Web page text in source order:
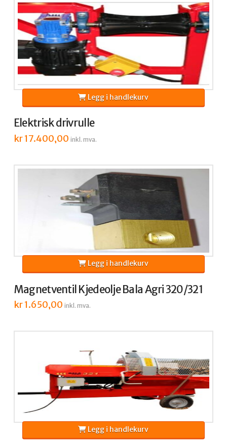
Elektrisk drivrulle
kr17.400,00 inkl. mva.
Legg i handlekurv
Magnetventil Kjedeolje Bala Agri 320/321
kr1.650,00 inkl. mva.
Legg i handlekurv
Legg i handlekurv